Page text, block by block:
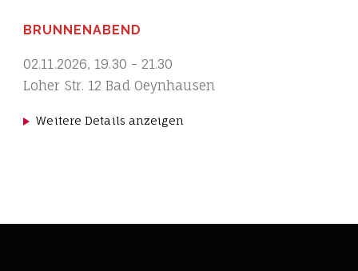
BRUNNENABEND
02.11.2026, 19.30 - 21.30
Loher Str. 12 Bad Oeynhausen
Weitere Details anzeigen